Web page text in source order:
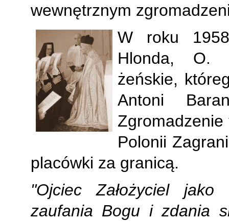
wewnętrznym
W roku
Hlonda, O.
żeńskie,
Antoni
Polonii
placówki za granicą.
"Ojciec Założyciel
zaufania Bogu i zdania